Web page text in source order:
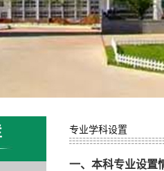
专业学科设置
一、本科专业设置